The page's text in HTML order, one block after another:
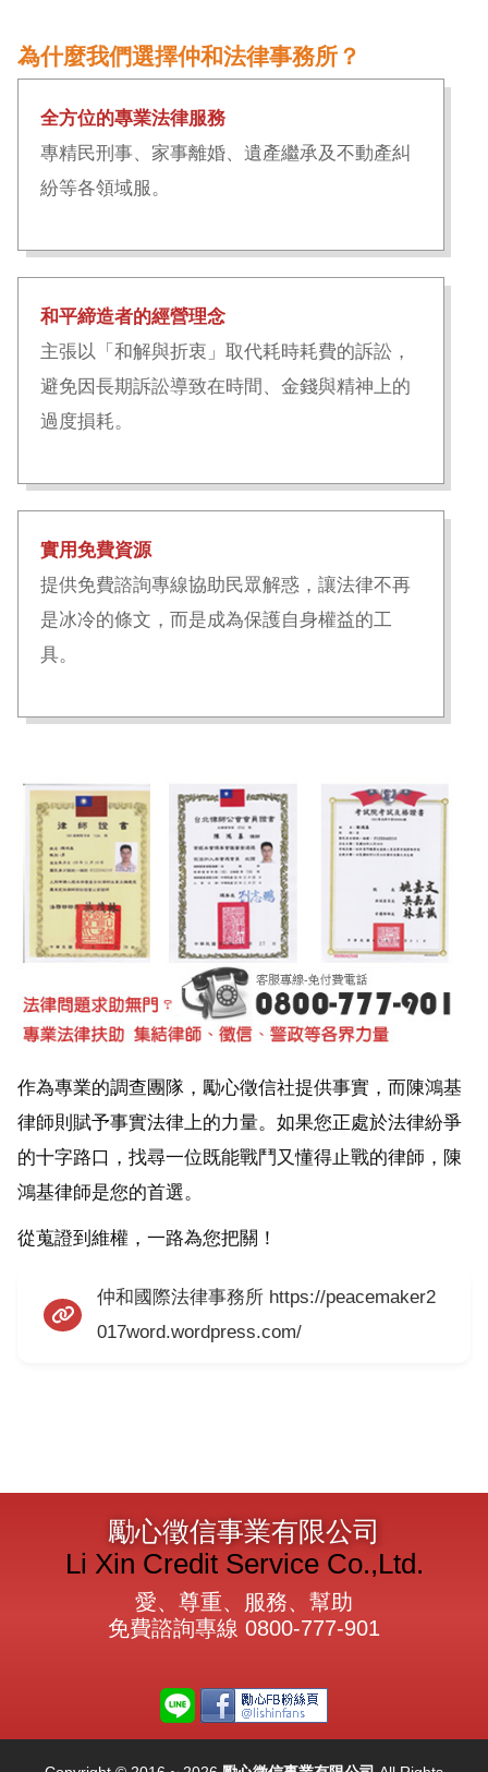
為什麼我們選擇仲和法律事務所？
全方位的專業法律服務
專精民刑事、家事離婚、遺產繼承及不動產糾
紛等各領域服。
和平締造者的經營理念
主張以「和解與折衷」取代耗時耗費的訴訟，
避免因長期訴訟導致在時間、金錢與精神上的
過度損耗。
實用免費資源
提供免費諮詢專線協助民眾解惑，讓法律不再
是冰冷的條文，而是成為保護自身權益的工
具。
作為專業的調查團隊，勵心徵信社提供事實，而陳鴻基
律師則賦予事實法律上的力量。如果您正處於法律紛爭
的十字路口，找尋一位既能戰鬥又懂得止戰的律師，陳
鴻基律師是您的首選。
從蒐證到維權，一路為您把關！
仲和國際法律事務所 https://peacemaker2
017word.wordpress.com/
勵心徵信事業有限公司
Li Xin Credit Service Co.,Ltd.
愛、尊重、服務、幫助
免費諮詢專線 0800-777-901